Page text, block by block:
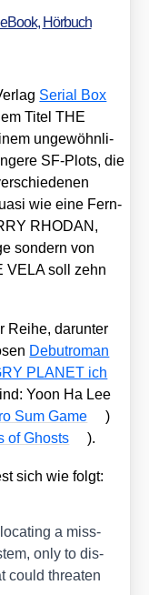
eBook, Hörbuch
Seri­al Box
Titel THE
unge­wöhn­li­
SF-Plots, die
wie eine Fern­
RHODAN,
son­dern von
VELA soll zehn
Rei­he, dar­un­ter
Debut­ro­man
PLANET ich
Yoon Ha Lee
Sum Game
)
of Ghosts ).
sich wie folgt:
loca­ting a miss­
only to dis­
could threa­ten